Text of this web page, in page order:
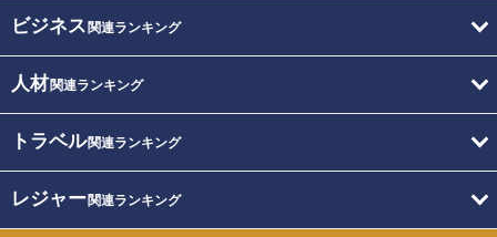
ビジネス 関連ランキング
人材関連ランキング
トラベル関連ランキング
レジャー関連ランキング